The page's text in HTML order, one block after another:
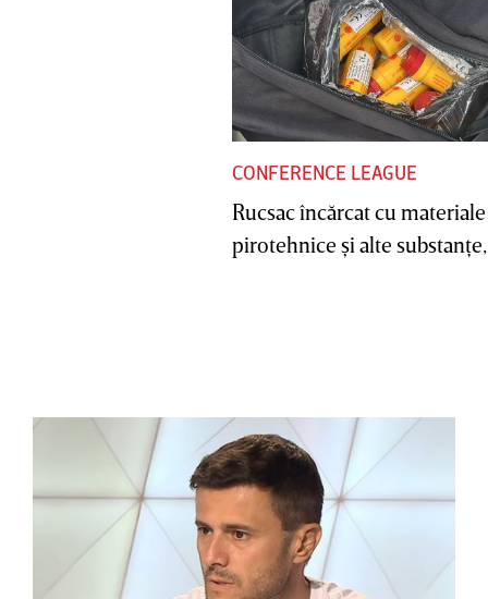
CONFERENCE LEAGUE
Rucsac încărcat cu materiale
pirotehnice şi alte substanţe,